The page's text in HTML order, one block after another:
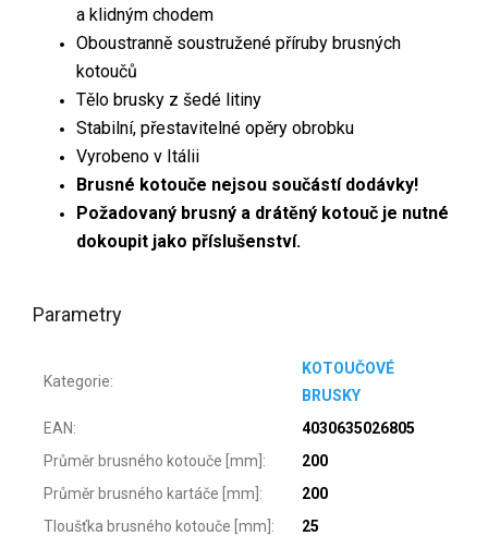
a klidným chodem
Oboustranně soustružené příruby brusných
kotoučů
Tělo brusky z šedé litiny
Stabilní, přestavitelné opěry obrobku
Vyrobeno v Itálii
Brusné kotouče nejsou součástí dodávky!
Požadovaný brusný a drátěný kotouč je nutné
dokoupit jako příslušenství.
Parametry
Kategorie:
KOTOUČOVÉ
BRUSKY
EAN:
4030635026805
Průměr brusného kotouče [mm]:
200
Průměr brusného kartáče [mm]:
200
Tloušťka brusného kotouče [mm]:
25